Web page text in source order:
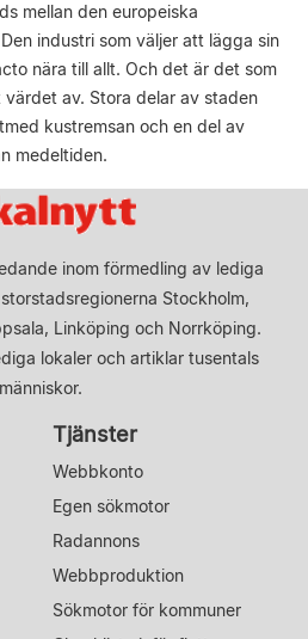
mellan den europeiska
industri som väljer att lägga sin
nära till allt. Och det är det som
av. Stora delar av staden
kustremsan och en del av
medeltiden.
inom förmedling av lediga
Stockholm,
Linköping och Norrköping.
lokaler och artiklar tusentals
människor.
Tjänster
Webbkonto
Egen sökmotor
Radannons
Webbproduktion
Sökmotor för kommuner